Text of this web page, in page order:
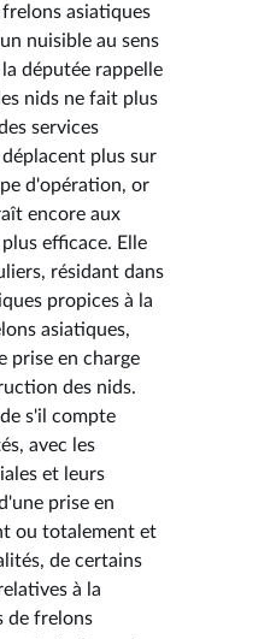
asiatiques
nuisible au sens
députée rappelle
nids ne fait plus
services
plus sur
d'opération, or
encore aux
efficace. Elle
résidant dans
propices à la
asiatiques,
prise en charge
des nids.
s'il compte
avec les
et leurs
prise en
ou totalement et
de certains
à la
de frelons